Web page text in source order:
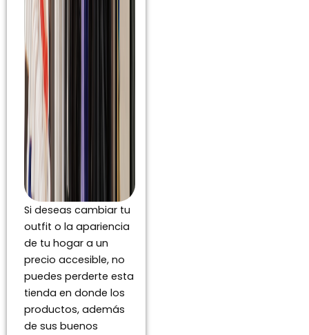
Si deseas cambiar tu
outfit o la apariencia
de tu hogar a un
precio accesible, no
puedes perderte esta
tienda en donde los
productos, además
de sus buenos